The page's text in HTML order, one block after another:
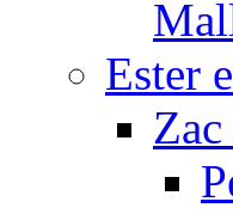
Ester